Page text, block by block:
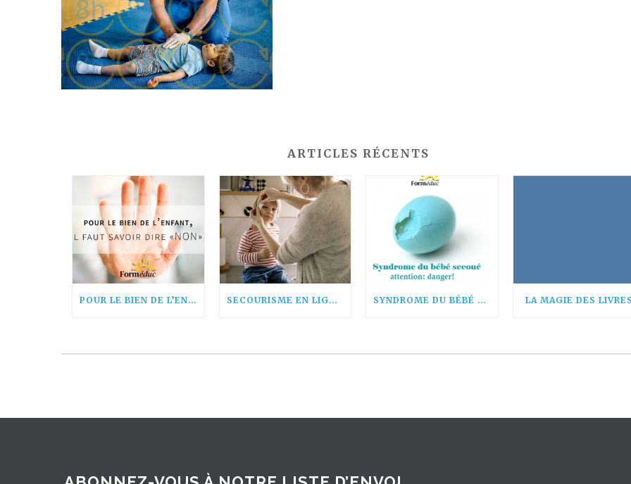
ARTICLES RÉCENTS
POUR LE BIEN DE L’ENFANT, IL FAUT SAVOIR DIRE « NON! » SECOURISME EN LIGNE, IL EST TEMPS DE SE MOBILISER ! SYNDROME DU BÉBÉ SECOUÉ: ATTENTION DANGER! LA MAGIE DES